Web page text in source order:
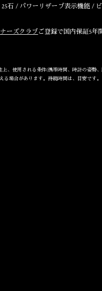
石 / パワーリザーブ表示機能 /
ーズクラブご登録で国内保証5年
、使用される条件(携帯時間、時計の姿勢
場合があります。持続時間は、目安です。